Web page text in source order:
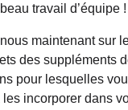
travail d’équipe !
maintenant sur
des suppléments
pour lesquelles
incorporer dans